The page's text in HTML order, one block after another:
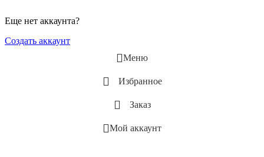
Еще нет аккаунта?
Создать аккаунт
Меню
Избранное
Заказ
Мой аккаунт